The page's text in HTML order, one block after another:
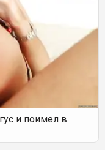
и поимел в